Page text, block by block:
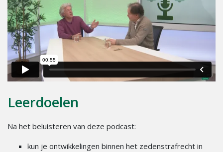
Leerdoelen
Na het beluisteren van deze podcast:
kun je ontwikkelingen binnen het zedenstrafrecht in